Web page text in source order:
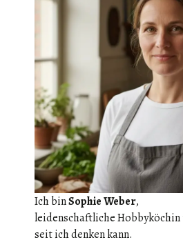
Ich binSophie Weber,
leidenschaftliche
seit ich denken kann.